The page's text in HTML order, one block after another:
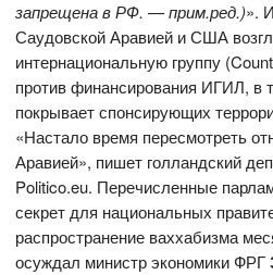
запрещена в РФ. —прим.ред.)».
Саудовской Аравией и США
интернациональную группу
против финансирования ИГИЛ, в
покрывает спонсирующих
«Настало время пересмотреть
Аравией», пишет голландский
Politico.eu. Перечисленные
секрет для национальных
распространение ваххабизма
осуждал министр экономики ФРГ